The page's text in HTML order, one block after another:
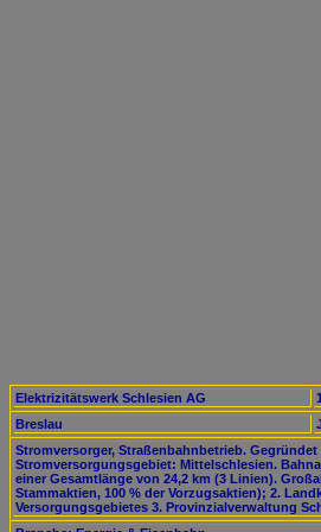
Elektrizitätswerk Schlesien AG
Breslau
Stromversorger, Straßenbahnbetrieb. Gegründet
Stromversorgungsgebiet: Mittelschlesien.
einer Gesamtlänge von 24,2 km (3 Linien).
Stammaktien, 100 % der Vorzugsaktien); 2.
Versorgungsgebietes 3. Provinzialverwaltung